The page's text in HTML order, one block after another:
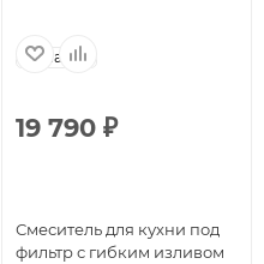
Испания
19 790 ₽
Смеситель для кухни под
фильтр с гибким изливом